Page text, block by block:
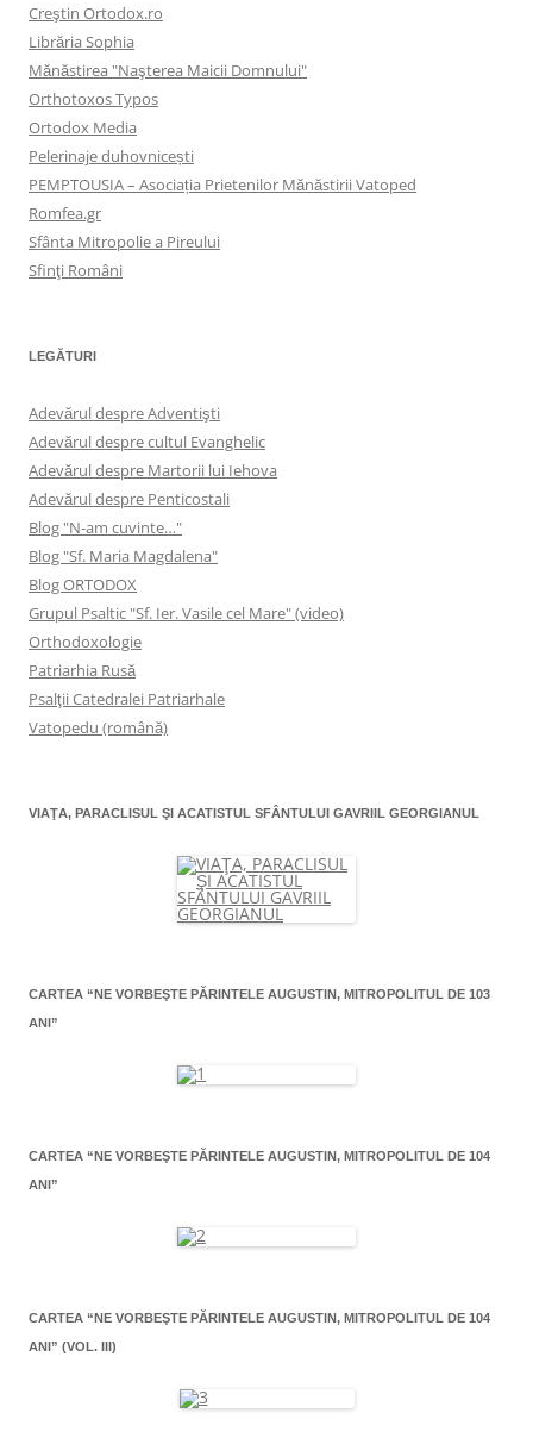
Creştin Ortodox.ro
Librăria Sophia
Mănăstirea "Naşterea Maicii Domnului"
Orthotoxos Typos
Ortodox Media
Pelerinaje duhovnicești
PEMPTOUSIA – Asociația Prietenilor Mănăstirii Vatoped
Romfea.gr
Sfânta Mitropolie a Pireului
Sfinţi Români
LEGĂTURI
Adevărul despre Adventişti
Adevărul despre cultul Evanghelic
Adevărul despre Martorii lui Iehova
Adevărul despre Penticostali
Blog "N-am cuvinte…"
Blog "Sf. Maria Magdalena"
Blog ORTODOX
Grupul Psaltic "Sf. Ier. Vasile cel Mare" (video)
Orthodoxologie
Patriarhia Rusă
Psalţii Catedralei Patriarhale
Vatopedu (română)
VIAŢA, PARACLISUL ŞI ACATISTUL SFÂNTULUI GAVRIIL GEORGIANUL
CARTEA “NE VORBEŞTE PĂRINTELE AUGUSTIN, MITROPOLITUL DE 103
ANI”
CARTEA “NE VORBEŞTE PĂRINTELE AUGUSTIN, MITROPOLITUL DE 104
ANI”
CARTEA “NE VORBEŞTE PĂRINTELE AUGUSTIN, MITROPOLITUL DE 104
ANI” (VOL. III)